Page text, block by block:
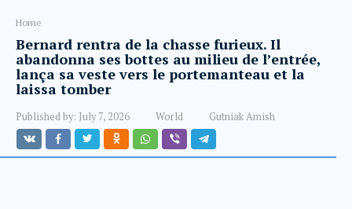
Home
Bernard rentra de la chasse furieux. Il
abandonna ses bottes au milieu de l’entrée,
lança sa veste vers le portemanteau et la
laissa tomber
Published by: July 7, 2026 World Gutniak Amish